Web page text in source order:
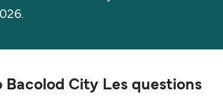
Bacolod City Les questions